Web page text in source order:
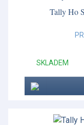
Tally Ho
SKLADEM